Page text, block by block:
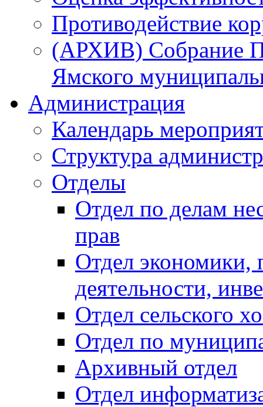
Противодействие
(АРХИВ) Собрание
Ямского
Администрация
Календарь
Структура
Отделы
Отдел по делам
прав
Отдел экономики,
деятельности,
Отдел сельского
Отдел по
Архивный отдел
Отдел